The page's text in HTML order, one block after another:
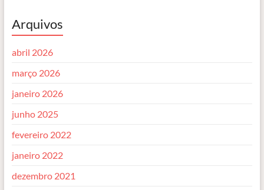
Arquivos
abril 2026
março 2026
janeiro 2026
junho 2025
fevereiro 2022
janeiro 2022
dezembro 2021